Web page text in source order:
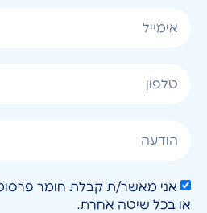
או בכל שיטה אחרת.